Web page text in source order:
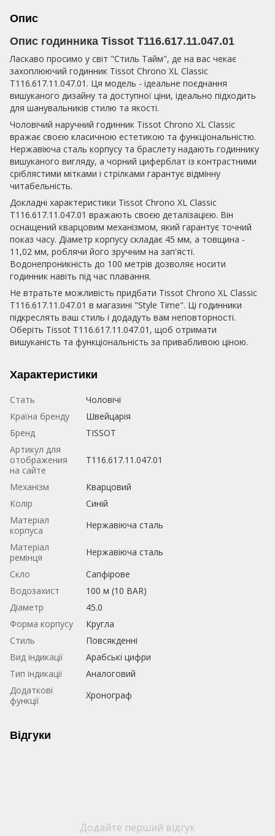
Опис
Опис годинника Tissot T116.617.11.047.01
Ласкаво просимо у світ "Стиль Тайм", де на вас чекає
захоплюючий годинник Tissot Chrono XL Classic
T116.617.11.047.01. Ця модель - ідеальне поєднання
вишуканого дизайну та доступної ціни, ідеально підходить
для шанувальників стилю та якості.
Чоловічий наручний годинник Tissot Chrono XL Classic
вражає своєю класичною естетикою та функціональністю.
Нержавіюча сталь корпусу та браслету надають годиннику
вишуканого вигляду, а чорний циферблат із контрастними
сріблястими мітками і стрілками гарантує відмінну
читабельність.
Докладні характеристики Tissot Chrono XL Classic
T116.617.11.047.01 вражають своєю деталізацією. Він
оснащений кварцовим механізмом, який гарантує точний
показ часу. Діаметр корпусу складає 45 мм, а товщина -
11,02 мм, роблячи його зручним на зап'ясті.
Водонепроникність до 100 метрів дозволяє носити
годинник навіть під час плавання.
Не втратьте можливість придбати Tissot Chrono XL Classic
T116.617.11.047.01 в магазині "Style Time". Ці годинники
підкреслять ваш стиль і додадуть вам неповторності.
Оберіть Tissot T116.617.11.047.01, щоб отримати
вишуканість та функціональність за привабливою ціною.
Характеристики
Стать
Чоловічі
Країна бренду
Швейцарія
Бренд
TISSOT
Артикул для
отображения
на сайте
T116.617.11.047.01
Механізм
Кварцовий
Колір
Синій
Матеріал
корпуса
Нержавіюча сталь
Матеріал
ремінця
Нержавіюча сталь
Скло
Сапфірове
Водозахист
100 м (10 BAR)
Діаметр
45.0
Форма корпусу
Кругла
Стиль
Повсякденні
Вид індикації
Арабські цифри
Тип індикації
Аналоговий
Додаткові
функції
Хронограф
Відгуки
Додайте перший відгук